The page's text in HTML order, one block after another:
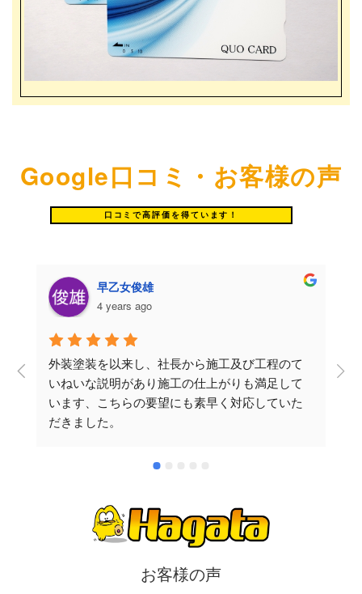
Google口コミ・お客様の声
口コミで高評価を得ています！
早乙女俊雄
4 years ago
外装塗装を以来し、社長から施工及び工程のて
いねいな説明があり施工の仕上がりも満足して
います、こちらの要望にも素早く対応していた
だきました。